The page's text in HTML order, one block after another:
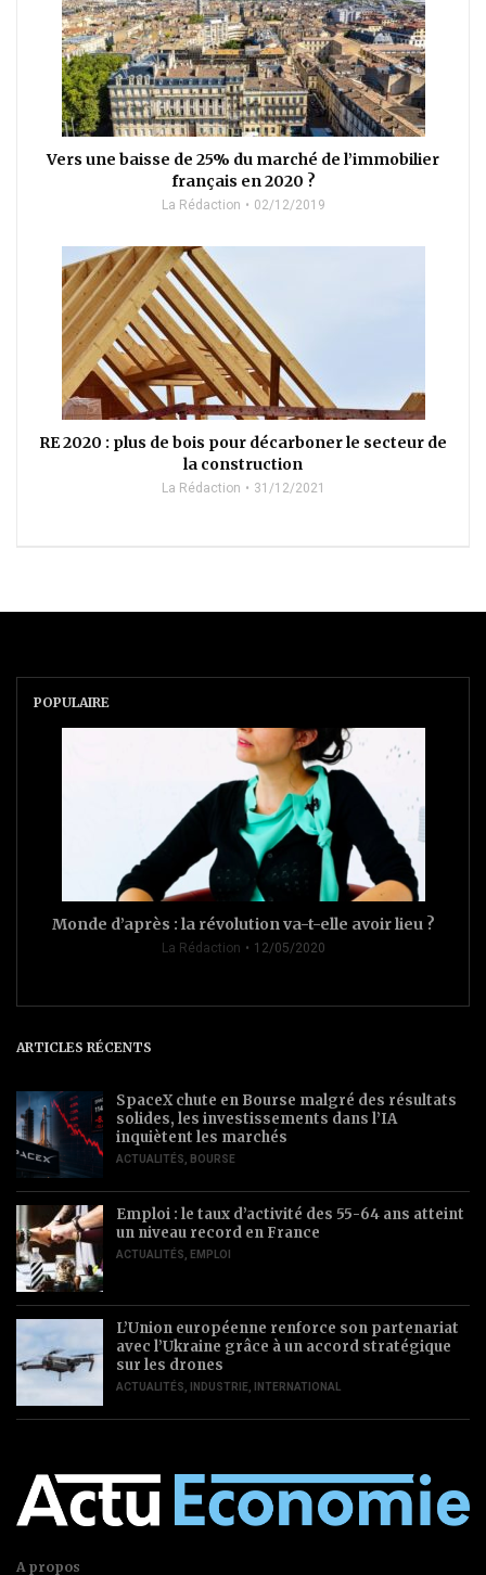
Vers une baisse de 25% du marché de l’immobilier
français en 2020 ?
La Rédaction 02/12/2019
RE 2020 : plus de bois pour décarboner le secteur de
la construction
La Rédaction 31/12/2021
POPULAIRE
Monde d’après : la révolution va-t-elle avoir lieu ?
La Rédaction 12/05/2020
ARTICLES RÉCENTS
SpaceX chute en Bourse malgré des résultats
solides, les investissements dans l’IA
inquiètent les marchés
ACTUALITÉS BOURSE
Emploi : le taux d’activité des 55-64 ans atteint
un niveau record en France
ACTUALITÉS EMPLOI
L’Union européenne renforce son partenariat
avec l’Ukraine grâce à un accord stratégique
sur les drones
ACTUALITÉS INDUSTRIE INTERNATIONAL
A propos